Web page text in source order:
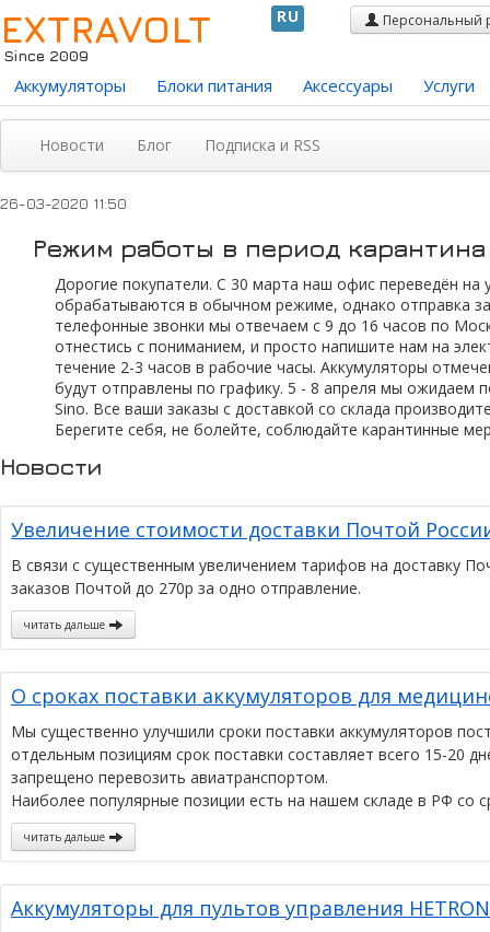
EXTRAVOLT
Since 2009
RU Персональный
Аккумуляторы Блоки питания Аксессуары Услуги
Новости Блог Подписка и RSS
26-03-2020 11:50
Режим работы в период карантина
Дорогие покупатели. C 30 марта наш офис переведён
обрабатываются в обычном режиме, однако отправка
телефонные звонки мы отвечаем с 9 до 16 часов по
отнестись с пониманием, и просто напишите нам на
течение 2-3 часов в рабочие часы. Аккумуляторы
будут отправлены по графику. 5 - 8 апреля мы ожидаем
Sino. Все ваши заказы с доставкой со склада
Берегите себя, не болейте, соблюдайте карантинные
Новости
Увеличение стоимости доставки Почтой
В связи с существенным увеличением тарифов на доставку
заказов Почтой до 270р за одно отправление.
читать дальше
О сроках поставки аккумуляторов для
Мы существенно улучшили сроки поставки аккумуляторов
отдельным позициям срок поставки составляет всего 15-20
запрещено перевозить авиатранспортом.
Наиболее популярные позиции есть на нашем складе в РФ со
читать дальше
Аккумуляторы для пультов управления